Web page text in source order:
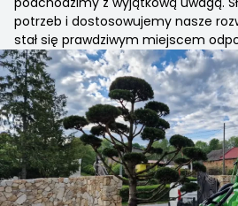
potrzeb i dostosowujemy nasze
stał się prawdziwym miejscem